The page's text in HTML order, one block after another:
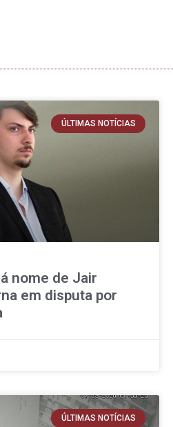
ÚLTIMAS NOTÍCIAS
nome de Jair
em disputa por
ÚLTIMAS NOTÍCIAS